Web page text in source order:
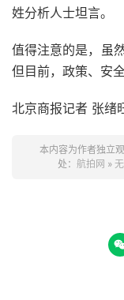
姓分析人士坦言。
值得注意的是，虽
但目前，政策、安
北京商报记者 张绪
本内容为作者独立
处： 航拍网 »